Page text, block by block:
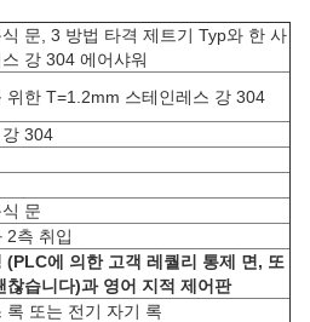
문, 3 방법 타격 제트기 Typ와 한 사
강 304 에어샤워
위한 T=1.2mm 스테인레스 강 304
304
문
2측 취입
(PLC에 의한 고객 레퀄리 통제 면, 또
찮습니다)과 영어 지적 제어판
록 또는 전기 자기 록